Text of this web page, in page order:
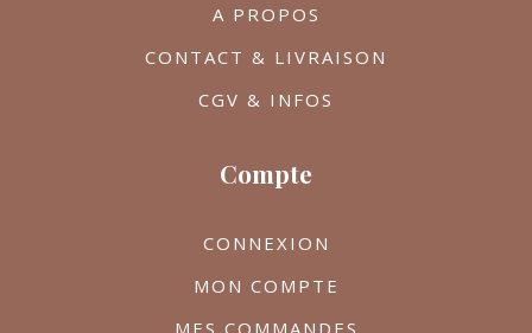
A PROPOS
CONTACT & LIVRAISON
CGV & INFOS
Compte
CONNEXION
MON COMPTE
MES COMMANDES